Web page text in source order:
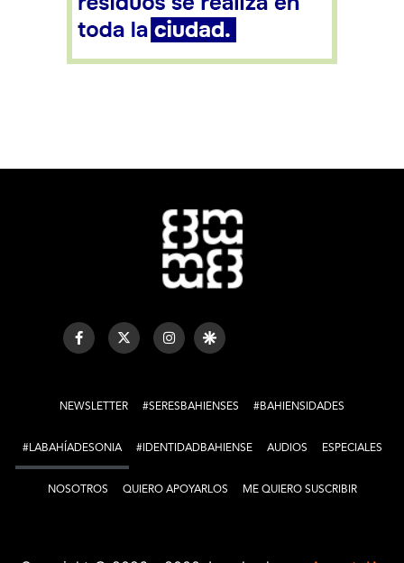
NEWSLETTER #SERESBAHIENSES #BAHIENSIDADES
#LABAHÍADESONIA #IDENTIDADBAHIENSE AUDIOS ESPECIALES
NOSOTROS QUIERO APOYARLOS ME QUIERO SUSCRIBIR